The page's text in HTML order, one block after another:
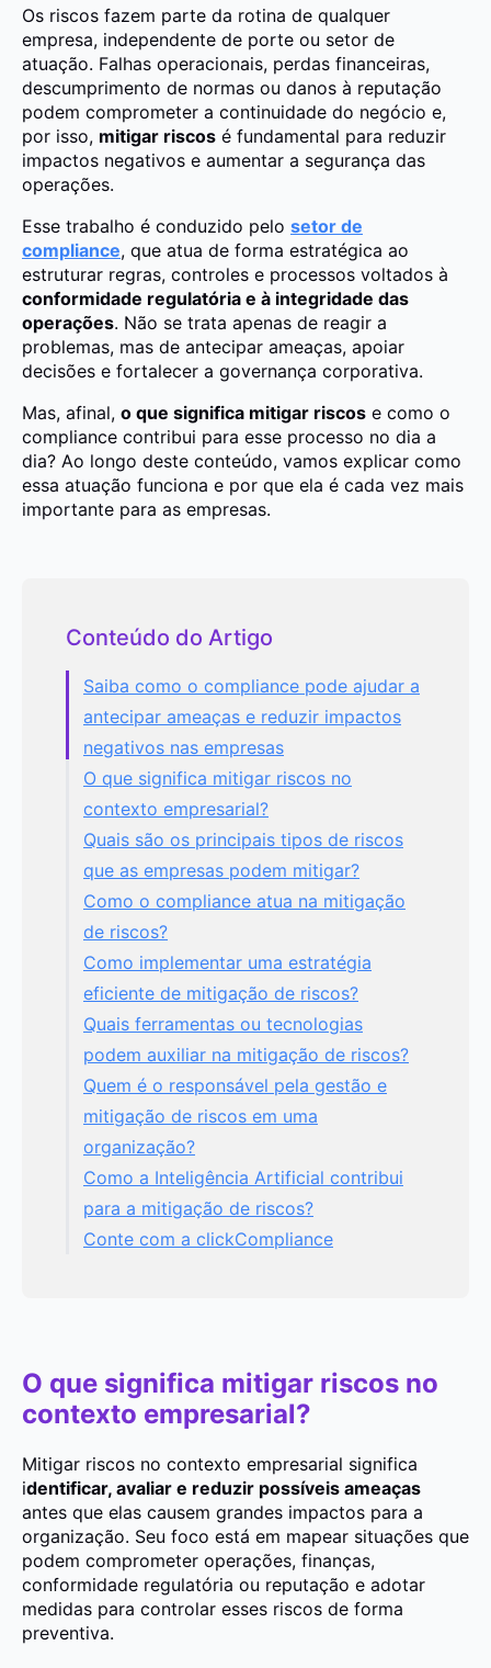
Os riscos fazem parte da rotina de qualquer
empresa, independente de porte ou setor de
atuação. Falhas operacionais, perdas financeiras,
descumprimento de normas ou danos à reputação
podem comprometer a continuidade do negócio e,
por isso, mitigar riscos é fundamental para reduzir
impactos negativos e aumentar a segurança das
operações.
Esse trabalho é conduzido pelo setor de
compliance, que atua de forma estratégica ao
estruturar regras, controles e processos voltados à
conformidade regulatória e à integridade das
operações. Não se trata apenas de reagir a
problemas, mas de antecipar ameaças, apoiar
decisões e fortalecer a governança corporativa.
Mas, afinal, o que significa mitigar riscos e como o
compliance contribui para esse processo no dia a
dia? Ao longo deste conteúdo, vamos explicar como
essa atuação funciona e por que ela é cada vez mais
importante para as empresas.
Conteúdo do Artigo
Saiba como o compliance pode ajudar a
antecipar ameaças e reduzir impactos
negativos nas empresas
O que significa mitigar riscos no
contexto empresarial?
Quais são os principais tipos de riscos
que as empresas podem mitigar?
Como o compliance atua na mitigação
de riscos?
Como implementar uma estratégia
eficiente de mitigação de riscos?
Quais ferramentas ou tecnologias
podem auxiliar na mitigação de riscos?
Quem é o responsável pela gestão e
mitigação de riscos em uma
organização?
Como a Inteligência Artificial contribui
para a mitigação de riscos?
Conte com a clickCompliance
O que significa mitigar riscos no
contexto empresarial?
Mitigar riscos no contexto empresarial significa
identificar, avaliar e reduzir possíveis ameaças
antes que elas causem grandes impactos para a
organização. Seu foco está em mapear situações que
podem comprometer operações, finanças,
conformidade regulatória ou reputação e adotar
medidas para controlar esses riscos de forma
preventiva.